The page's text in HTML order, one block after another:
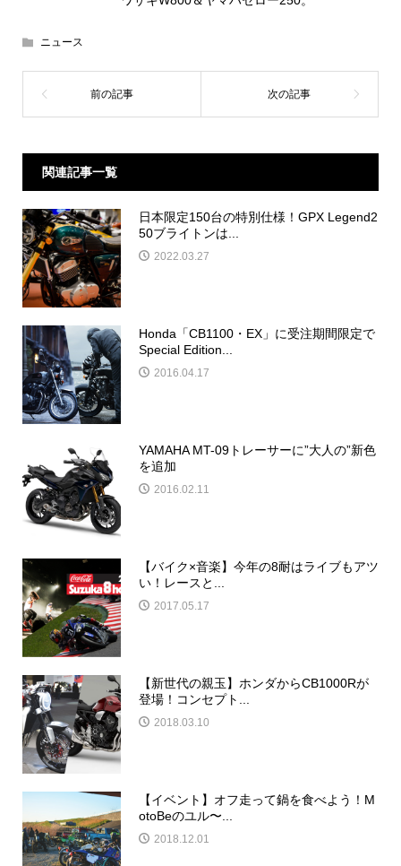
ニュース
関連記事一覧
日本限定150台の特別仕様！GPX Legend2
50ブライトンは...
2022.03.27
Honda「CB1100・EX」に受注期間限定で
Special Edition...
2016.04.17
YAMAHA MT-09トレーサーに”大人の”新色
を追加
2016.02.11
【バイク×音楽】今年の8耐はライブもアツ
い！レースと...
2017.05.17
【新世代の親玉】ホンダからCB1000Rが
登場！コンセプト...
2018.03.10
【イベント】オフ走って鍋を食べよう！M
otoBeのユル〜...
2018.12.01